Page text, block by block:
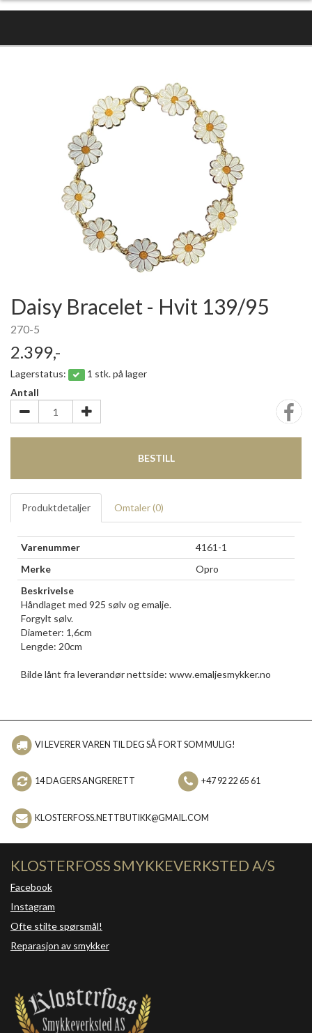
Daisy Bracelet - Hvit 139/95
270-5
2.399,-
Lagerstatus:
1 stk. på lager
Antall
BESTILL
Produktdetaljer Omtaler (0)
Varenummer
4161-1
Merke
Opro
Beskrivelse
Håndlaget med 925 sølv og emalje.
Forgylt sølv.
Diameter: 1,6cm
Lengde: 20cm
Bilde lånt fra leverandør nettside: www.emaljesmykker.no
VI LEVERER VAREN TIL DEG SÅ FORT SOM MULIG!
14 DAGERS ANGRERETT +47 92 22 65 61
KLOSTERFOSS.NETTBUTIKK@GMAIL.COM
KLOSTERFOSS SMYKKEVERKSTED A/S
Facebook
Instagram
Ofte stilte spørsmål!
Reparasjon av smykker